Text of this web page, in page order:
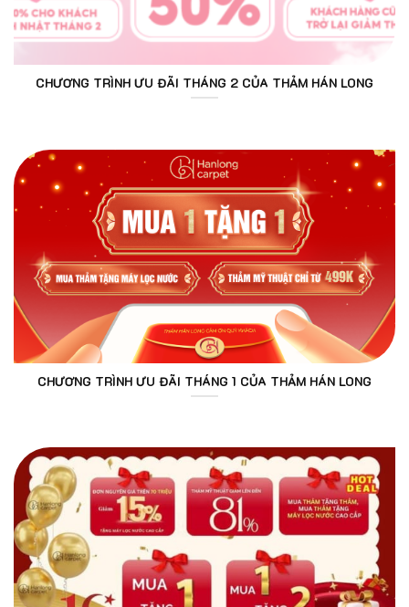
CHƯƠNG TRÌNH ƯU ĐÃI THÁNG 2 CỦA THẢM HÁN LONG
CHƯƠNG TRÌNH ƯU ĐÃI THÁNG 1 CỦA THẢM HÁN LONG